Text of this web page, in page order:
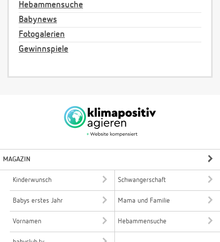
Hebammensuche
Babynews
Fotogalerien
Gewinnspiele
MAGAZIN
Kinderwunsch Schwangerschaft
Babys erstes Jahr Mama und Familie
Vornamen Hebammensuche